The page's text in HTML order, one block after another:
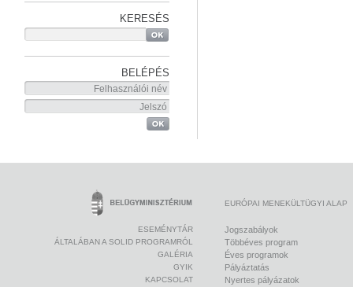
KERESÉS
BELÉPÉS
ESEMÉNYTÁR
ÁLTALÁBAN A SOLID PROGRAMRÓL
GALÉRIA
GYIK
KAPCSOLAT
EURÓPAI MENEKÜLTÜGYI ALAP
Jogszabályok
Többéves program
Éves programok
Pályáztatás
Nyertes pályázatok